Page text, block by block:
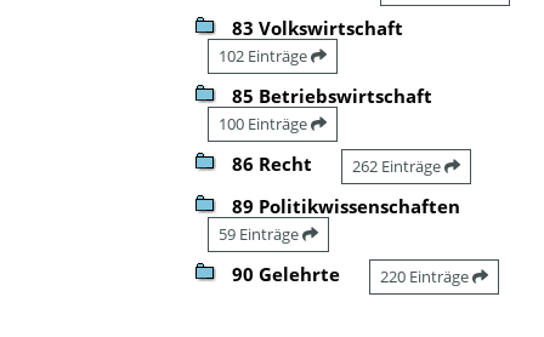
83 Volkswirtschaft
102 Einträge
85 Betriebswirtschaft
100 Einträge
86 Recht 262 Einträge
89 Politikwissenschaften
59 Einträge
90 Gelehrte 220 Einträge